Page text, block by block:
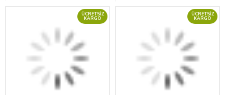
ÜCRETSIZ
KARGO
ÜCRETSIZ
KARGO